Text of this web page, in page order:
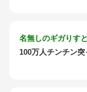
名無しのギガりすと
100万人チンチン